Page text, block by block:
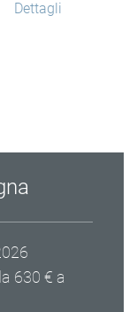
Dettagli
630 € a